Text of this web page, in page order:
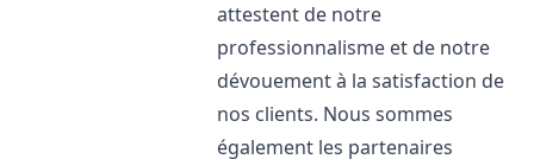
attestent de notre
professionnalisme et de notre
dévouement à la satisfaction de
nos clients. Nous sommes
également les partenaires